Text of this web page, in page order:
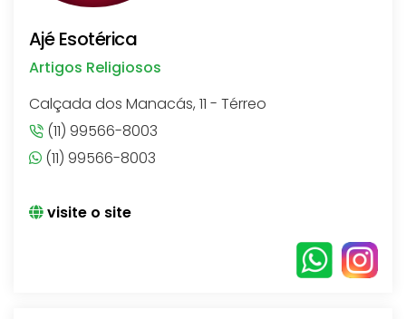
Ajé Esotérica
Artigos Religiosos
Calçada dos Manacás, 11 - Térreo
(11) 99566-8003
(11) 99566-8003
visite o site